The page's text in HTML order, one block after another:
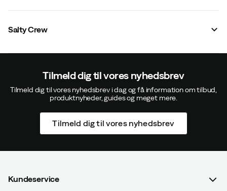
Salty Crew
Tilmeld dig til vores nyhedsbrev
Tilmeld dig til vores nyhedsbrev i dag og få information om tilbud,
produktnyheder, guides og meget mere.
Tilmeld dig til vores nyhedsbrev
Kundeservice